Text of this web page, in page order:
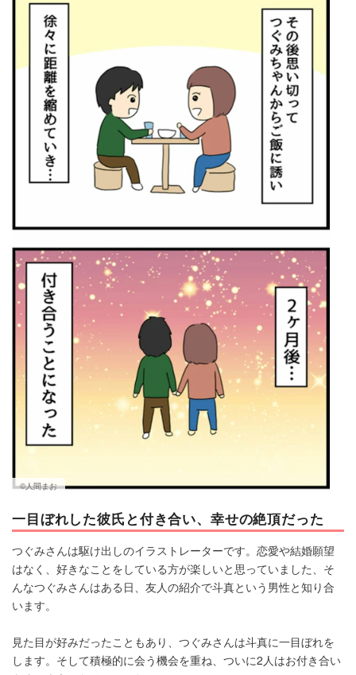
©人間まお
一目ぼれした彼氏と付き合い、幸せの絶頂だった
つぐみさんは駆け出しのイラストレーターです。恋愛や結婚願望
はなく、好きなことをしている方が楽しいと思っていました、そ
んなつぐみさんはある日、友人の紹介で斗真という男性と知り合
います。
見た目が好みだったこともあり、つぐみさんは斗真に一目ぼれを
します。そして積極的に会う機会を重ね、ついに2人はお付き合い